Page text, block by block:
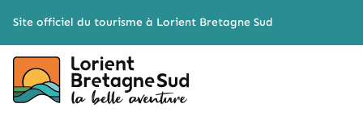
Site officiel du tourisme à Lorient Bretagne Sud